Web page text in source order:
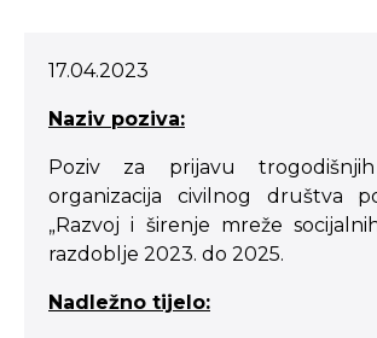
17.04.2023
Naziv poziva:
Poziv za prijavu
organizacija civilnog društva
„Razvoj i širenje mreže
razdoblje 2023. do 2025.
Nadležno tijelo: